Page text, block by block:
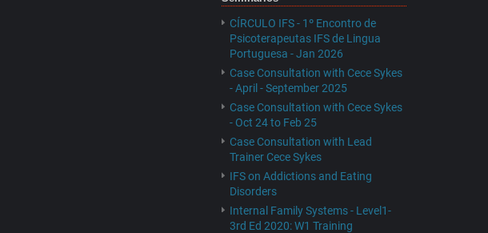
CÍRCULO IFS - 1º Encontro de
Psicoterapeutas IFS de Lingua
Portuguesa - Jan 2026
Case Consultation with Cece Sykes
- April - September 2025
Case Consultation with Cece Sykes
- Oct 24 to Feb 25
Case Consultation with Lead
Trainer Cece Sykes
IFS on Addictions and Eating
Disorders
Internal Family Systems - Level1-
3rd Ed 2020: W1 Training